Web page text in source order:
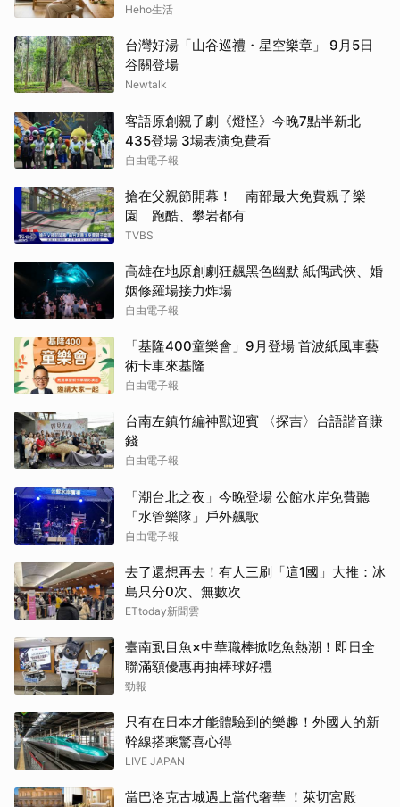
Heho生活
台灣好湯「山谷巡禮・星空樂章」 9月5日
谷關登場
Newtalk
客語原創親子劇《燈怪》今晚7點半新北
435登場 3場表演免費看
自由電子報
搶在父親節開幕！ 南部最大免費親子樂
園 跑酷、攀岩都有
TVBS
高雄在地原創劇狂飆黑色幽默 紙偶武俠、婚
姻修羅場接力炸場
自由電子報
「基隆400童樂會」9月登場 首波紙風車藝
術卡車來基隆
自由電子報
台南左鎮竹編神獸迎賓 〈探吉〉台語諧音賺
錢
自由電子報
「潮台北之夜」今晚登場 公館水岸免費聽
「水管樂隊」戶外飆歌
自由電子報
去了還想再去！有人三刷「這1國」大推：冰
島只分0次、無數次
ETtoday新聞雲
臺南虱目魚×中華職棒掀吃魚熱潮！即日全
聯滿額優惠再抽棒球好禮
勁報
只有在日本才能體驗到的樂趣！外國人的新
幹線搭乘驚喜心得
LIVE JAPAN
當巴洛克古城遇上當代奢華 ！萊切宮殿